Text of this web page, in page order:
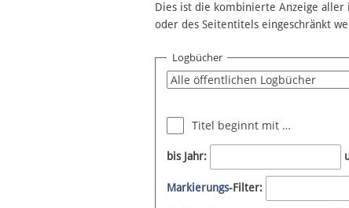
Dies ist die kombinierte Anzeige aller
oder des Seitentitels eingeschränkt
Logbücher
Titel beginnt mit …
bis Jahr:
Markierungs-Filter: